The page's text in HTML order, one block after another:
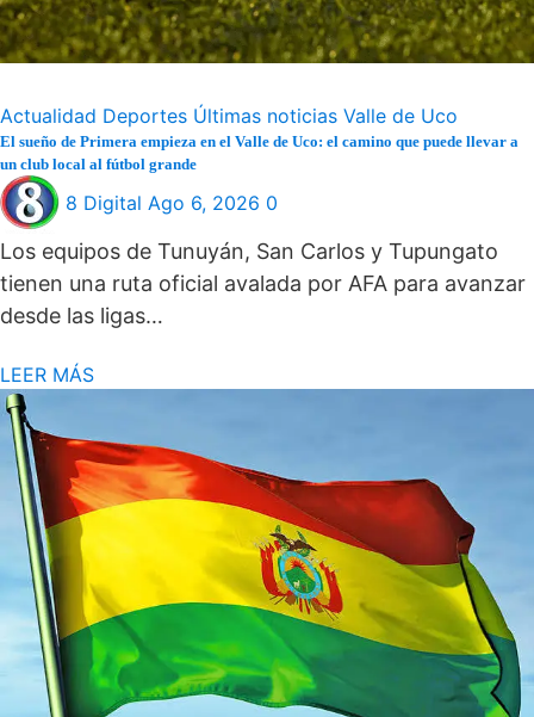
Actualidad Deportes Últimas noticias Valle de Uco
El sueño de Primera empieza en el Valle de Uco: el camino que puede llevar a
un club local al fútbol grande
8 Digital Ago 6, 2026 0
Los equipos de Tunuyán, San Carlos y Tupungato
tienen una ruta oficial avalada por AFA para avanzar
desde las ligas…
LEER MÁS